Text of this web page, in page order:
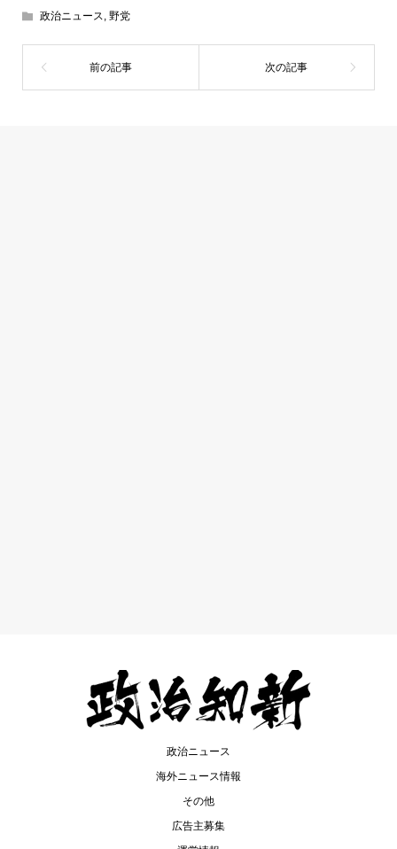
政治ニュース, 野党
政治ニュース
海外ニュース情報
その他
広告主募集